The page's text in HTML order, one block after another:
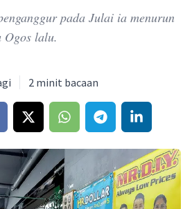
pada Julai ia menurun
Ogos lalu.
2 minit bacaan